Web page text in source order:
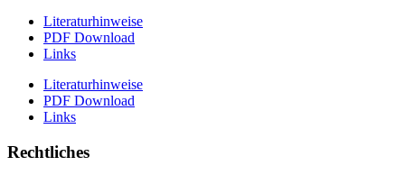
Literaturhinweise
PDF Download
Links
Literaturhinweise
PDF Download
Links
Rechtliches